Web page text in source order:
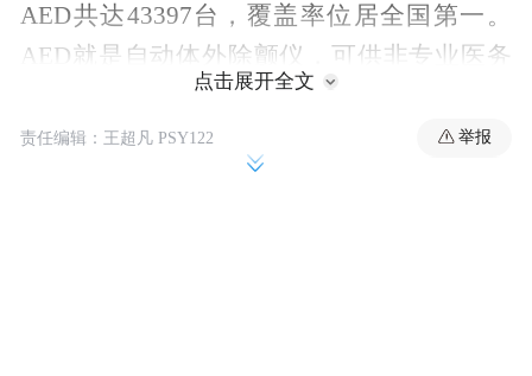
AED共达43397台，覆盖率位居全国第一。
AED就是自动体外除颤仪，可供非专业医务
人员在经过简短培训后使用的医疗器械，用
于抢救因室颤、无脉性室速导致的心脏骤
停。一般投放在机场、地铁站、学校、商
点击展开全文
责任编辑：王超凡 PSY122 举报